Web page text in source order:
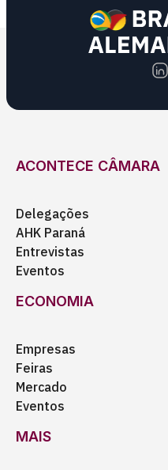
ACONTECE CÂMARA
Delegações
AHK Paraná
Entrevistas
Eventos
ECONOMIA
Empresas
Feiras
Mercado
Eventos
MAIS